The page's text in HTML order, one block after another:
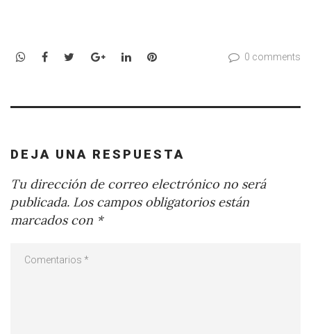
WhatsApp
Facebook
TwitterGoogle+LinkedInPinterest 0 comments
DEJA UNA RESPUESTA
Tu dirección de correo electrónico no será
publicada. Los campos obligatorios están
marcados con *